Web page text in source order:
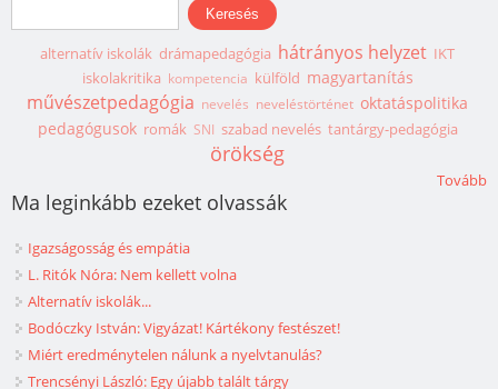
Keresés
alternatív iskolák drámapedagógia hátrányos helyzet IKT
iskolakritika kompetencia külföld magyartanítás
művészetpedagógia nevelés neveléstörténet oktatáspolitika
pedagógusok romák SNI szabad nevelés tantárgy-pedagógia
örökség
Tovább
Ma leginkább ezeket olvassák
Igazságosság és empátia
L. Ritók Nóra: Nem kellett volna
Alternatív iskolák...
Bodóczky István: Vigyázat! Kártékony festészet!
Miért eredménytelen nálunk a nyelvtanulás?
Trencsényi László: Egy újabb talált tárgy